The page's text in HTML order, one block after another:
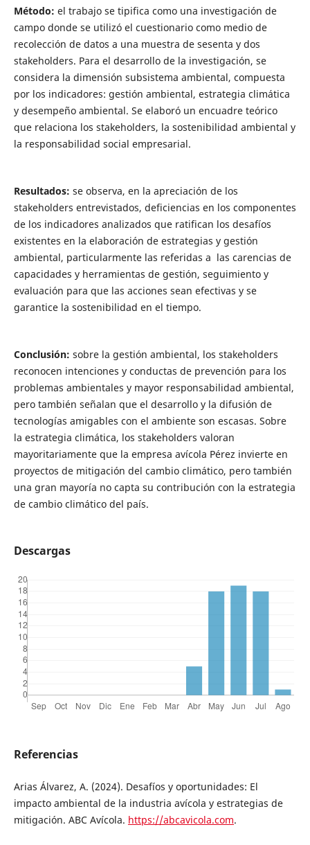
Método: el trabajo se tipifica como una investigación de
campo donde se utilizó el cuestionario como medio de
recolección de datos a una muestra de sesenta y dos
stakeholders. Para el desarrollo de la investigación, se
considera la dimensión subsistema ambiental, compuesta
por los indicadores: gestión ambiental, estrategia climática
y desempeño ambiental. Se elaboró un encuadre teórico
que relaciona los stakeholders, la sostenibilidad ambiental y
la responsabilidad social empresarial.
Resultados: se observa, en la apreciación de los
stakeholders entrevistados, deficiencias en los componentes
de los indicadores analizados que ratifican los desafíos
existentes en la elaboración de estrategias y gestión
ambiental, particularmente las referidas a las carencias de
capacidades y herramientas de gestión, seguimiento y
evaluación para que las acciones sean efectivas y se
garantice la sostenibilidad en el tiempo.
Conclusión: sobre la gestión ambiental, los stakeholders
reconocen intenciones y conductas de prevención para los
problemas ambientales y mayor responsabilidad ambiental,
pero también señalan que el desarrollo y la difusión de
tecnologías amigables con el ambiente son escasas. Sobre
la estrategia climática, los stakeholders valoran
mayoritariamente que la empresa avícola Pérez invierte en
proyectos de mitigación del cambio climático, pero también
una gran mayoría no capta su contribución con la estrategia
de cambio climático del país.
Descargas
Referencias
Arias Álvarez, A. (2024). Desafíos y oportunidades: El
impacto ambiental de la industria avícola y estrategias de
mitigación. ABC Avícola. https://abcavicola.com.